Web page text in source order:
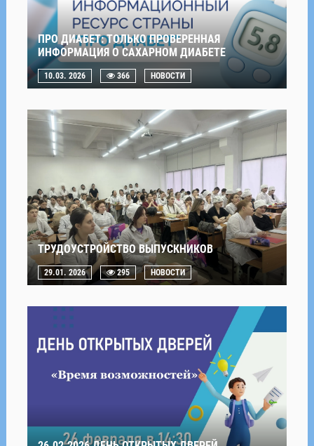
ПРО ДИАБЕТ: ТОЛЬКО ПРОВЕРЕННАЯ
ИНФОРМАЦИЯ О САХАРНОМ ДИАБЕТЕ
10.03. 2026 366 НОВОСТИ
ТРУДОУСТРОЙСТВО ВЫПУСКНИКОВ
29.01. 2026 295 НОВОСТИ